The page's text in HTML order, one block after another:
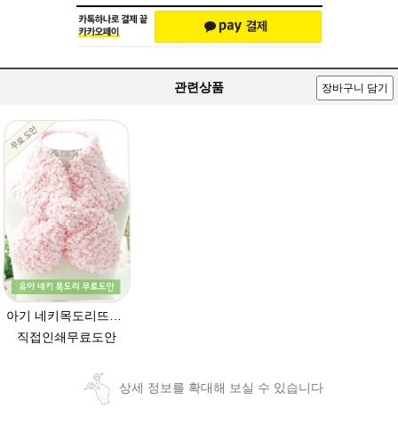
관련상품 장바구니 담기
직접인쇄무료도안
상세 정보를 확대해 보실 수 있습니다